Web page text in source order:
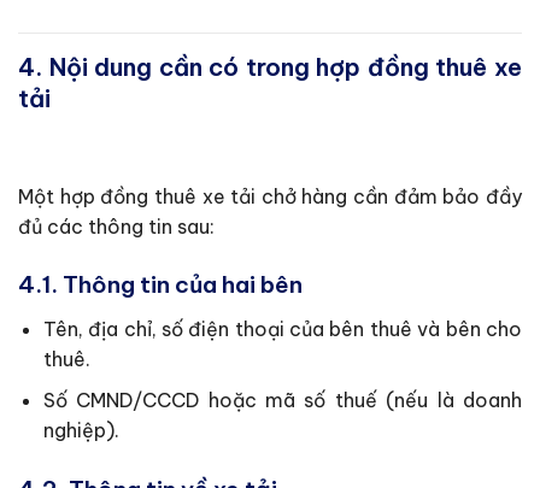
4. Nội dung cần có trong hợp đồng thuê xe
tải
Một hợp đồng thuê xe tải chở hàng cần đảm bảo đầy
đủ các thông tin sau:
4.1. Thông tin của hai bên
Tên, địa chỉ, số điện thoại của bên thuê và bên cho
thuê.
Số CMND/CCCD hoặc mã số thuế (nếu là doanh
nghiệp).